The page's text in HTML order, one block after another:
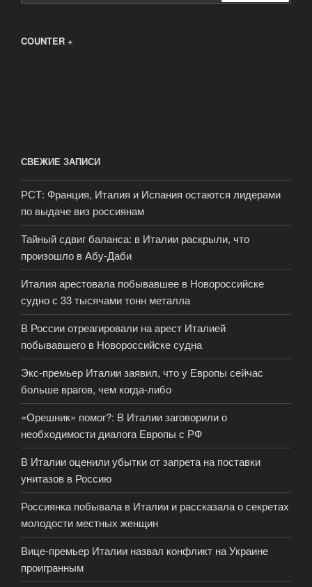
COUNTER +
СВЕЖИЕ ЗАПИСИ
РСТ: Франция, Италия и Испания остаются лидерами
по выдаче виз россиянам
Тайный сдвиг баланса: в Италии раскрыли, что
произошло в Абу-Даби
Италия арестовала побывавшее в Новороссийске
судно с 33 тысячами тонн металла
В России отреагировали на арест Италией
побывавшего в Новороссийске судна
Экс-премьер Италии заявил, что у Европы сейчас
больше врагов, чем когда-либо
«Орешник» помог?: В Италии заговорили о
необходимости диалога Европы с РФ
В Италии оценили убытки от запрета на поставки
унитазов в Россию
Россиянка побывала в Италии и рассказала о секретах
молодости местных женщин
Вице-премьер Италии назвал конфликт на Украине
проигранным